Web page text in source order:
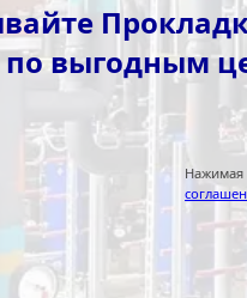
по выгодным
Нажимая